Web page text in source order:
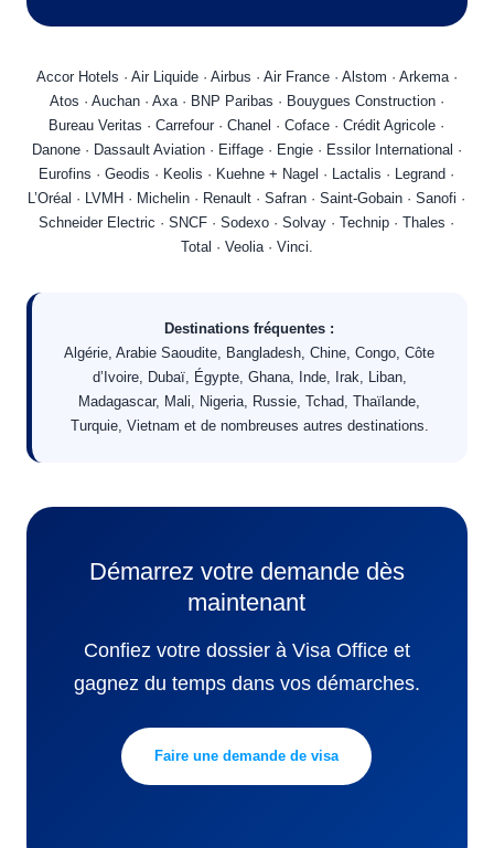
Accor Hotels · Air Liquide · Airbus · Air France · Alstom · Arkema ·
Atos · Auchan · Axa · BNP Paribas · Bouygues Construction ·
Bureau Veritas · Carrefour · Chanel · Coface · Crédit Agricole ·
Danone · Dassault Aviation · Eiffage · Engie · Essilor International ·
Eurofins · Geodis · Keolis · Kuehne + Nagel · Lactalis · Legrand ·
L’Oréal · LVMH · Michelin · Renault · Safran · Saint-Gobain · Sanofi ·
Schneider Electric · SNCF · Sodexo · Solvay · Technip · Thales ·
Total · Veolia · Vinci.
Destinations fréquentes :
Algérie, Arabie Saoudite, Bangladesh, Chine, Congo, Côte
d’Ivoire, Dubaï, Égypte, Ghana, Inde, Irak, Liban,
Madagascar, Mali, Nigeria, Russie, Tchad, Thaïlande,
Turquie, Vietnam et de nombreuses autres destinations.
Démarrez votre demande dès
maintenant
Confiez votre dossier à Visa Office et
gagnez du temps dans vos démarches.
Faire une demande de visa